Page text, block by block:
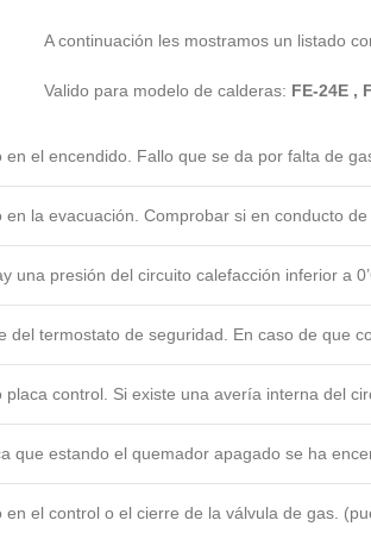
A continuación les mostramos un listado
Valido para modelo de calderas: FE-24E ,
en el encendido. Fallo que se da por falta de
en la evacuación. Comprobar si en conducto
una presión del circuito calefacción inferior a
del termostato de seguridad. En caso de que
placa control. Si existe una avería interna del
que estando el quemador apagado se ha
en el control o el cierre de la válvula de gas.